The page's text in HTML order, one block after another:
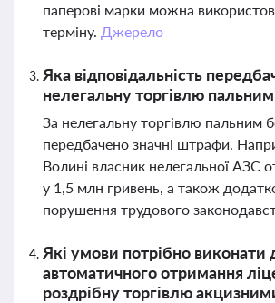
паперові марки можна
терміну. Джерело
Яка відповідальність
нелегальну торгівлю пальним
За нелегальну торгівлю пальним
передбачено значні штрафи.
Волині власник нелегальної АЗС
у 1,5 млн гривень, а також
порушення трудового
Які умови потрібно виконати
автоматичного отримання
роздрібну торгівлю